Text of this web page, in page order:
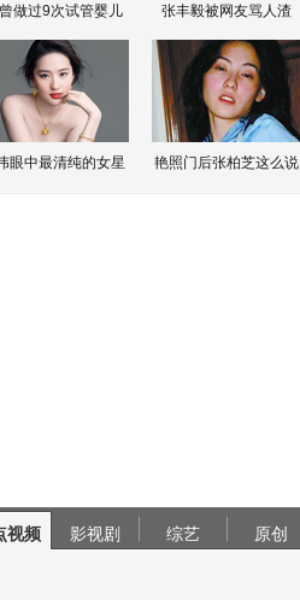
做过9次试管婴儿 张丰毅被网友骂人渣
眼中最清纯的女星 艳照门后张柏芝这么说
视频 影视剧 综艺 原创